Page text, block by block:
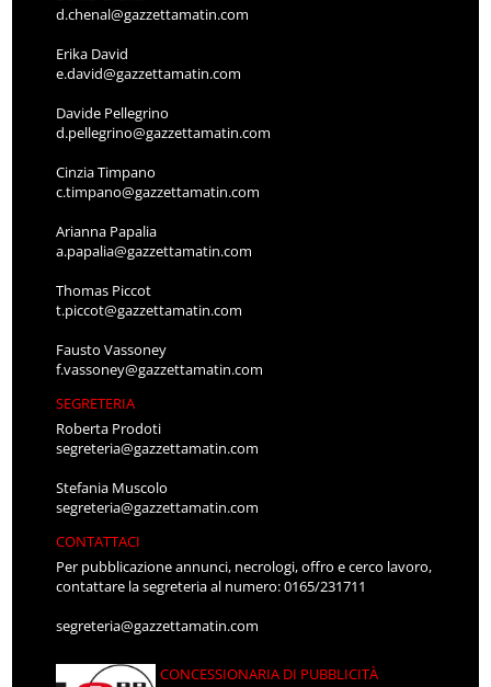
d.chenal@gazzettamatin.com
Erika David
e.david@gazzettamatin.com
Davide Pellegrino
d.pellegrino@gazzettamatin.com
Cinzia Timpano
c.timpano@gazzettamatin.com
Arianna Papalia
a.papalia@gazzettamatin.com
Thomas Piccot
t.piccot@gazzettamatin.com
Fausto Vassoney
f.vassoney@gazzettamatin.com
SEGRETERIA
Roberta Prodoti
segreteria@gazzettamatin.com
Stefania Muscolo
segreteria@gazzettamatin.com
CONTATTACI
Per pubblicazione annunci, necrologi, offro e cerco lavoro,
contattare la segreteria al numero: 0165/231711
segreteria@gazzettamatin.com
CONCESSIONARIA DI PUBBLICITÀ